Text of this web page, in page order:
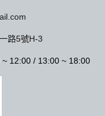
路5號H-3
12:00 / 13:00 ~ 18:00